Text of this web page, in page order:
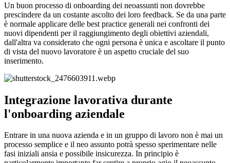
Un buon processo di onboarding dei neoassunti non dovrebbe
prescindere da un costante ascolto dei loro feedback. Se da una parte
è normale applicare delle best practice generali nei confronti dei
nuovi dipendenti per il raggiungimento degli obiettivi aziendali,
dall'altra va considerato che ogni persona è unica e ascoltare il punto
di vista del nuovo lavoratore è un aspetto cruciale del suo
inserimento.
Integrazione lavorativa durante
l'onboarding aziendale
Entrare in una nuova azienda e in un gruppo di lavoro non è mai un
processo semplice e il neo assunto potrà spesso sperimentare nelle
fasi iniziali ansia e possibile insicurezza. In principio è